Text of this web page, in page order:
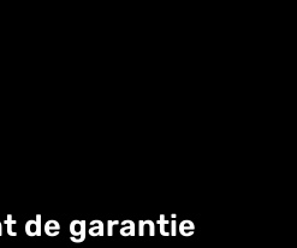
de garantie